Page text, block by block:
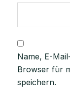
Name, E-
Browser für
speichern.